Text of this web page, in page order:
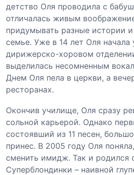
детство Оля проводила с
отличалась живым
придумывать разные истории
семье. Уже в 14 лет Оля начала
дирижерско-хоровом
выделилась несомненным
Днем Оля пела в церкви, а
ресторанах.
Окончив училище, Оля сразу
сольной карьерой. Однако
состоявший из 11 песен,
принес. В 2005 году Оля
сменить имидж. Так и родился
Суперблондинки – наивной